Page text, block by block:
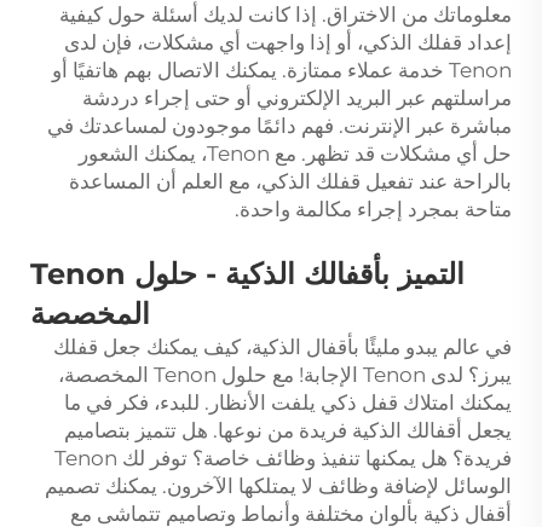
معلوماتك من الاختراق. إذا كانت لديك أسئلة حول كيفية
إعداد قفلك الذكي، أو إذا واجهت أي مشكلات، فإن لدى
Tenon خدمة عملاء ممتازة. يمكنك الاتصال بهم هاتفيًا أو
مراسلتهم عبر البريد الإلكتروني أو حتى إجراء دردشة
مباشرة عبر الإنترنت. فهم دائمًا موجودون لمساعدتك في
حل أي مشكلات قد تظهر. مع Tenon، يمكنك الشعور
بالراحة عند تفعيل قفلك الذكي، مع العلم أن المساعدة
متاحة بمجرد إجراء مكالمة واحدة.
التميز بأقفالك الذكية - حلول Tenon
المخصصة
في عالم يبدو مليئًا بأقفال الذكية، كيف يمكنك جعل قفلك
يبرز؟ لدى Tenon الإجابة! مع حلول Tenon المخصصة،
يمكنك امتلاك قفل ذكي يلفت الأنظار. للبدء، فكر في ما
يجعل أقفالك الذكية فريدة من نوعها. هل تتميز بتصاميم
فريدة؟ هل يمكنها تنفيذ وظائف خاصة؟ توفر لك Tenon
الوسائل لإضافة وظائف لا يمتلكها الآخرون. يمكنك تصميم
أقفال ذكية بألوان مختلفة وأنماط وتصاميم تتماشى مع